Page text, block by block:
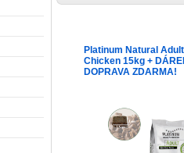
Platinum Natural Adult
Chicken 15kg +
DOPRAVA ZDARMA!